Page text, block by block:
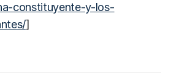
constituyente-y-los-
]